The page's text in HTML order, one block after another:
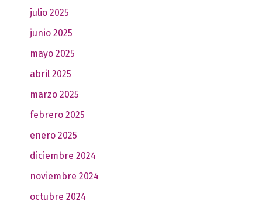
julio 2025
junio 2025
mayo 2025
abril 2025
marzo 2025
febrero 2025
enero 2025
diciembre 2024
noviembre 2024
octubre 2024